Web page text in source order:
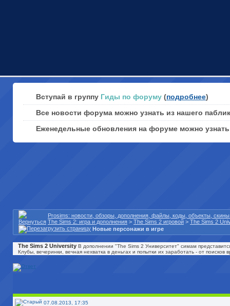
Вступай в группу Гиды по форуму (подробнее)
Все новости форума можно узнать из нашего
Еженедельные обновления на форуме можно
Prosims: новости, обзоры, дополнения, файлы, коды, объекты,
The Sims 2: игра и дополнения > The Sims 2 игровой > The Sims 2
Новые персонажи в игре
The Sims 2 University В дополнении "The Sims 2 Университет" симам
Клубы, вечеринки, вечная нехватка в деньгах и попытки их заработать - от
07.08.2013, 17:35